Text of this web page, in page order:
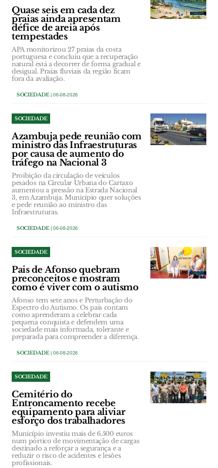
Quase seis em cada dez
praias ainda apresentam
défice de areia após
tempestades
APA monitorizou 27 praias da costa
portuguesa e concluiu que a recuperação
natural está a decorrer de forma gradual e
desigual. Praias fluviais da região ficam
fora da avaliação.
SOCIEDADE| 06-08-2026
SOCIEDADE
Azambuja pede reunião com
ministro das Infraestruturas
por causa de aumento do
tráfego na Nacional 3
Proibição da circulação de veículos
pesados na Circular Urbana do Cartaxo
aumentou a pressão na Estrada Nacional
3, em Azambuja. Município quer soluções
e pede reunião ao ministro das
Infraestruturas.
SOCIEDADE| 06-08-2026
SOCIEDADE
Pais de Afonso quebram
preconceitos e mostram
como é viver com o autismo
Afonso tem sete anos e Perturbação do
Espectro do Autismo. Os pais contam
como aprenderam a celebrar cada
pequena conquista e defendem uma
sociedade mais informada, tolerante e
preparada para compreender a diferença.
SOCIEDADE| 06-08-2026
SOCIEDADE
Cemitério do
Entroncamento recebe
equipamento para aliviar
esforço dos trabalhadores
Município investiu mais de 6.500 euros
num pórtico de movimentação de cargas
destinado a reforçar a segurança e a
reduzir o risco de acidentes e lesões
profissionais.